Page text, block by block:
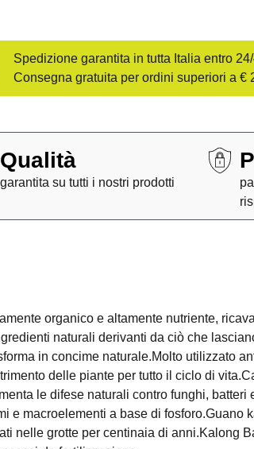
Spedizione garantita in tutta Italia entro
Consegna gratuita per ordini superiori a €
Qualità
garantita su tutti i nostri prodotti
organico e altamente nutriente,
naturali derivanti da ciò che
in concime naturale.Molto utilizzato
delle piante per tutto il ciclo di
le difese naturali contro funghi, batteri
macroelementi a base di fosforo.Guano
nelle grotte per centinaia di anni.Kalong